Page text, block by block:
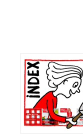
Primaire
Sidebar